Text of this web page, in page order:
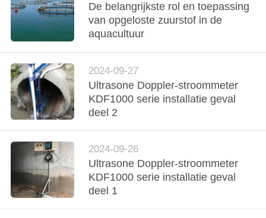
De belangrijkste rol en toepassing
van opgeloste zuurstof in de
aquacultuur
2024-09-27
Ultrasone Doppler-stroommeter
KDF1000 serie installatie geval
deel 2
2024-09-26
Ultrasone Doppler-stroommeter
KDF1000 serie installatie geval
deel 1